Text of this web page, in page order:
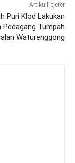
Artikulli tjetër
Puri Klod Lakukan
Pedagang Tumpah
Waturenggong